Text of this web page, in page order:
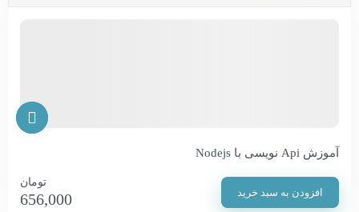
آموزش Api نویسی با Nodejs
افزودن به سبد خرید
تومان
656,000